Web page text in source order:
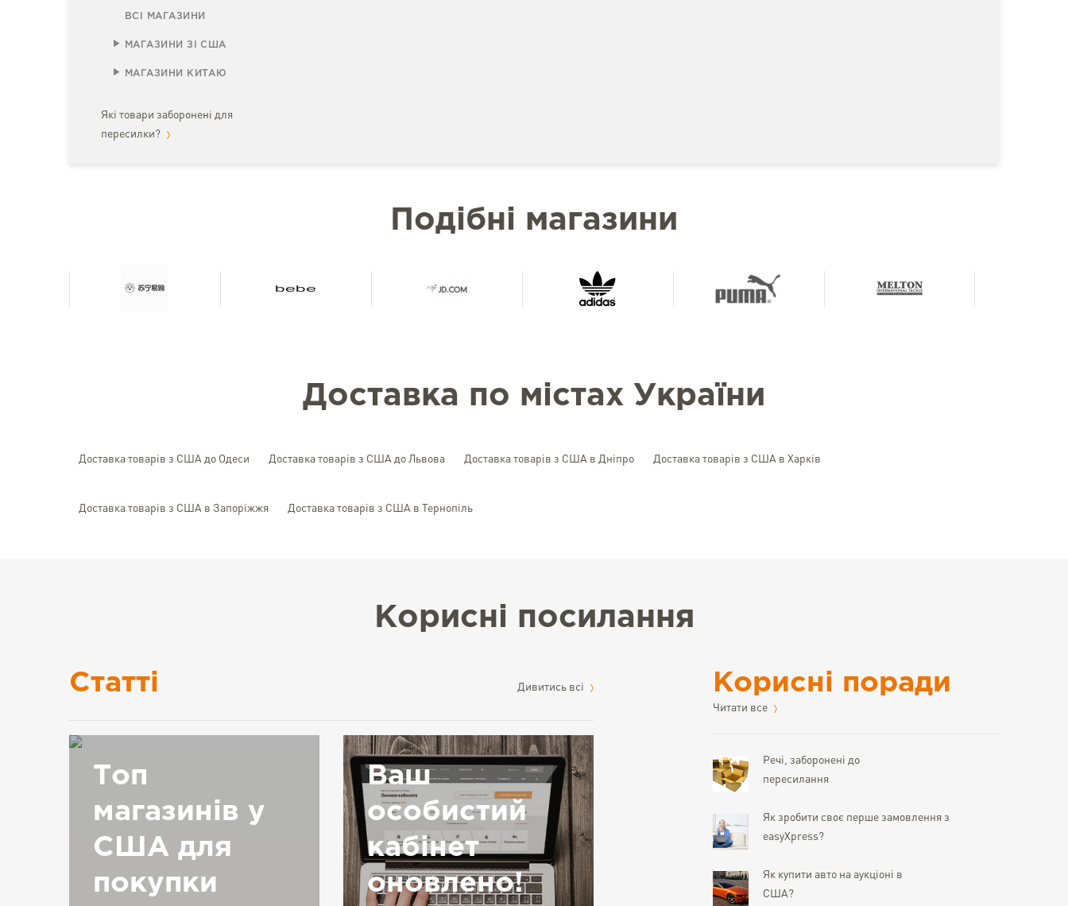
ВСІ МАГАЗИНИ
МАГАЗИНИ ЗІ США
МАГАЗИНИ КИТАЮ
Які товари заборонені для
пересилки?
Подібні магазини
Доставка по містах України
Доставка товарів з США до Одеси Доставка товарів з США до Львова Доставка товарів з США в Дніпро Доставка товарів з США в Харків
Доставка товарів з США в Запоріжжя Доставка товарів з США в Тернопіль
Корисні посилання
Статті Дивитись всі
Топ
магазинів у
США для
покупки
Ваш
особистий
кабінет
оновлено!
Корисні поради
Читати все
Речі, заборонені до
пересилання
Як зробити своє перше замовлення з
easyXpress?
Як купити авто на аукціоні в
США?